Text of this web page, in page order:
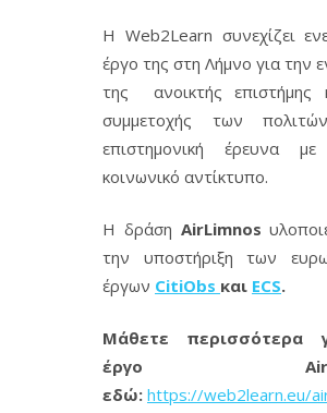
Η Web2Learn συνεχίζει
έργο της στη Λήμνο για την
της ανοικτής επιστήμης
συμμετοχής των
επιστημονική έρευνα με
κοινωνικό αντίκτυπο.
Η δράση AirLimnos
την υποστήριξη των
έργων CitiObs και ECS.
Μάθετε περισσότερα
έργο
εδώ: https://web2learn.eu/